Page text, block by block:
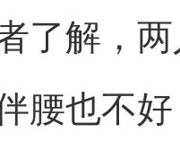
了解，
腰也不